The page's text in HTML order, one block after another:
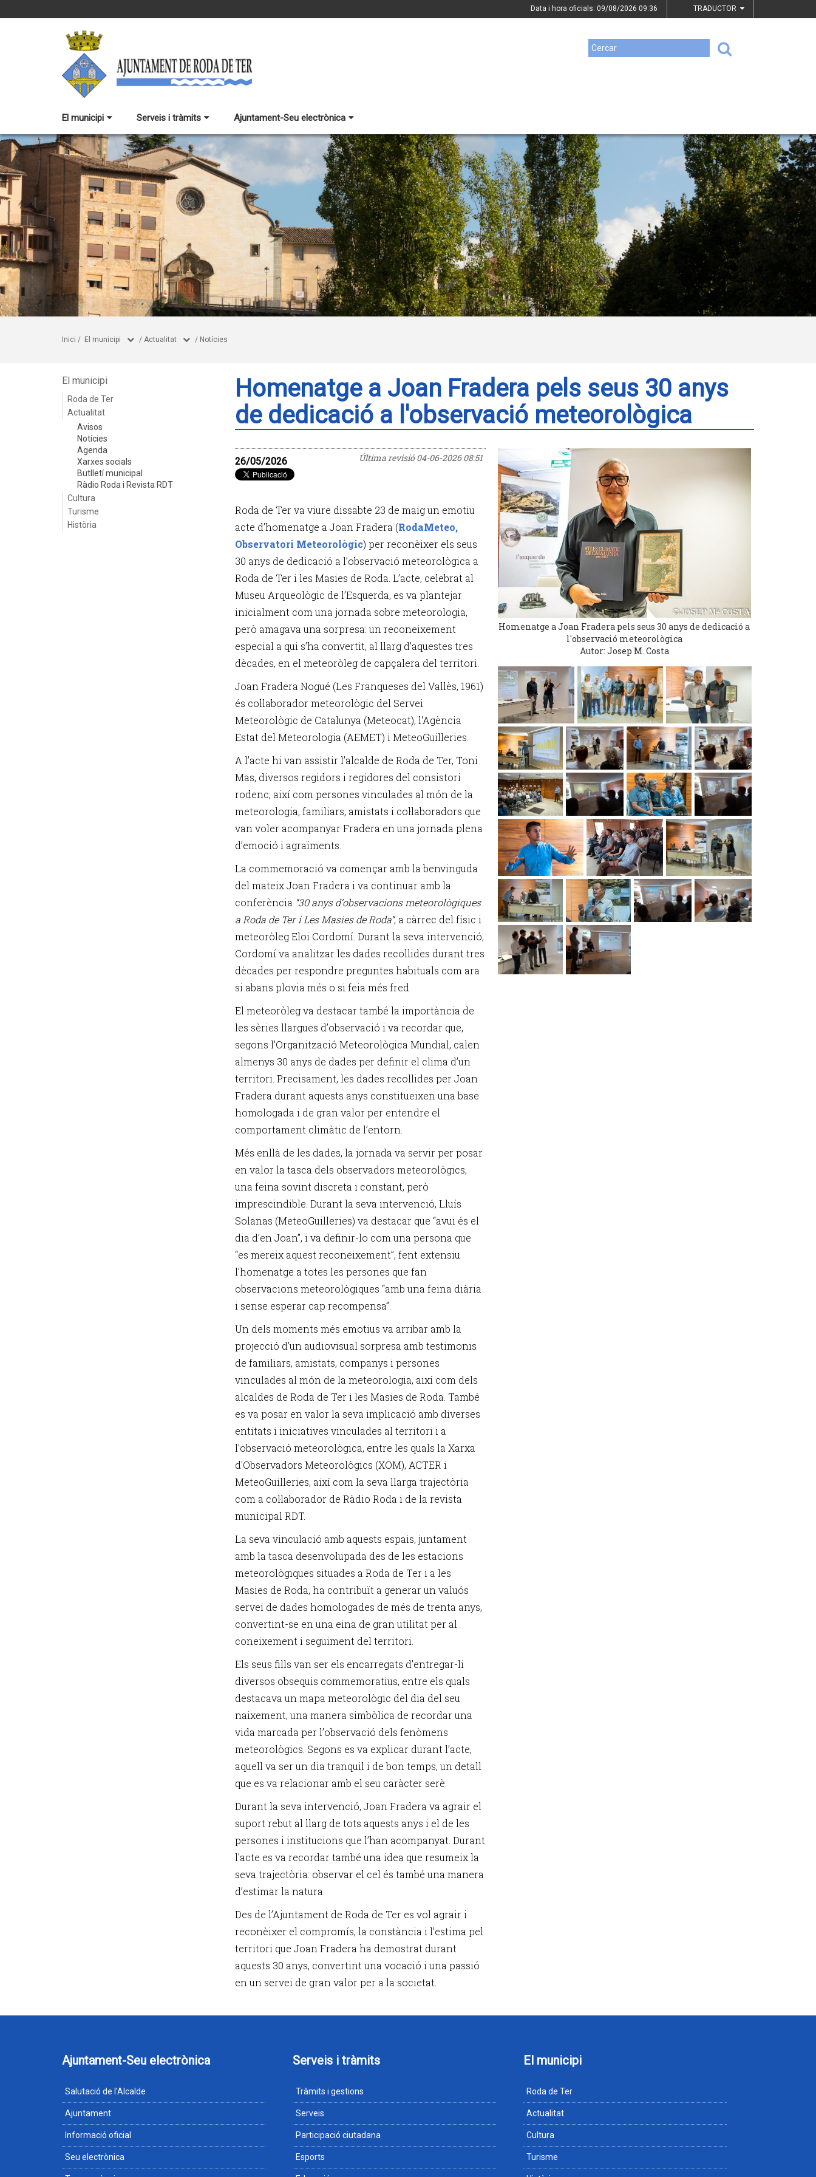
Data i hora oficials: 09/08/2026 09:36 TRADUCTOR
El municipi Serveis i tràmits Ajuntament-Seu electrònica
Inici / El municipi / Actualitat / Notícies
El municipi
Roda de Ter
Actualitat
Avisos
Notícies
Agenda
Xarxes socials
Butlletí municipal
Ràdio Roda i Revista RDT
Cultura
Turisme
Història
Homenatge a Joan Fradera pels seus 30 anys
de dedicació a l'observació meteorològica
Última revisió04-06-2026 08:51
26/05/2026
Roda de Ter va viure dissabte 23 de maig un emotiu
acte d’homenatge a Joan Fradera (RodaMeteo,
Observatori Meteorològic) per reconèixer els seus
30 anys de dedicació a l’observació meteorològica a
Roda de Ter i les Masies de Roda. L’acte, celebrat al
Museu Arqueològic de l’Esquerda, es va plantejar
inicialment com una jornada sobre meteorologia,
però amagava una sorpresa: un reconeixement
especial a qui s’ha convertit, al llarg d’aquestes tres
dècades, en el meteoròleg de capçalera del territori.
Joan Fradera Nogué (Les Franqueses del Vallès, 1961)
és col·laborador meteorològic del Servei
Meteorològic de Catalunya (Meteocat), l'Agència
Estat del Meteorologia (AEMET) i MeteoGuilleries.
A l’acte hi van assistir l’alcalde de Roda de Ter, Toni
Mas, diversos regidors i regidores del consistori
rodenc, així com persones vinculades al món de la
meteorologia, familiars, amistats i col·laboradors que
van voler acompanyar Fradera en una jornada plena
d’emoció i agraïments.
La commemoració va començar amb la benvinguda
del mateix Joan Fradera i va continuar amb la
conferència “30 anys d’observacions meteorològiques
a Roda de Ter i Les Masies de Roda”, a càrrec del físic i
meteoròleg Eloi Cordomí. Durant la seva intervenció,
Cordomí va analitzar les dades recollides durant tres
dècades per respondre preguntes habituals com ara
si abans plovia més o si feia més fred.
El meteoròleg va destacar també la importància de
les sèries llargues d’observació i va recordar que,
segons l’Organització Meteorològica Mundial, calen
almenys 30 anys de dades per definir el clima d’un
territori. Precisament, les dades recollides per Joan
Fradera durant aquests anys constitueixen una base
homologada i de gran valor per entendre el
comportament climàtic de l’entorn.
Més enllà de les dades, la jornada va servir per posar
en valor la tasca dels observadors meteorològics,
una feina sovint discreta i constant, però
imprescindible. Durant la seva intervenció, Lluís
Solanas (MeteoGuilleries) va destacar que “avui és el
dia d’en Joan”, i va definir-lo com una persona que
“es mereix aquest reconeixement”, fent extensiu
l’homenatge a totes les persones que fan
observacions meteorològiques “amb una feina diària
i sense esperar cap recompensa”.
Un dels moments més emotius va arribar amb la
projecció d’un audiovisual sorpresa amb testimonis
de familiars, amistats, companys i persones
vinculades al món de la meteorologia, així com dels
alcaldes de Roda de Ter i les Masies de Roda. També
es va posar en valor la seva implicació amb diverses
entitats i iniciatives vinculades al territori i a
l’observació meteorològica, entre les quals la Xarxa
d'Observadors Meteorològics (XOM), ACTER i
MeteoGuilleries, així com la seva llarga trajectòria
com a col·laborador de Ràdio Roda i de la revista
municipal RDT.
La seva vinculació amb aquests espais, juntament
amb la tasca desenvolupada des de les estacions
meteorològiques situades a Roda de Ter i a les
Masies de Roda, ha contribuït a generar un valuós
servei de dades homologades de més de trenta anys,
convertint-se en una eina de gran utilitat per al
coneixement i seguiment del territori.
Els seus fills van ser els encarregats d’entregar-li
diversos obsequis commemoratius, entre els quals
destacava un mapa meteorològic del dia del seu
naixement, una manera simbòlica de recordar una
vida marcada per l’observació dels fenòmens
meteorològics. Segons es va explicar durant l’acte,
aquell va ser un dia tranquil i de bon temps, un detall
que es va relacionar amb el seu caràcter serè.
Durant la seva intervenció, Joan Fradera va agrair el
suport rebut al llarg de tots aquests anys i el de les
persones i institucions que l’han acompanyat. Durant
l'acte es va recordar també una idea que resumeix la
seva trajectòria: observar el cel és també una manera
d’estimar la natura.
Des de l’Ajuntament de Roda de Ter es vol agrair i
reconèixer el compromís, la constància i l’estima pel
territori que Joan Fradera ha demostrat durant
aquests 30 anys, convertint una vocació i una passió
en un servei de gran valor per a la societat.
Homenatge a Joan Fradera pels seus 30 anys de dedicació a
l'observació meteorològica
Autor: Josep M. Costa
Ajuntament-Seu electrònica
Salutació de l'Alcalde
Ajuntament
Informació oficial
Seu electrònica
Serveis i tràmits
Tràmits i gestions
Serveis
Participació ciutadana
Esports
El municipi
Roda de Ter
Actualitat
Cultura
Turisme